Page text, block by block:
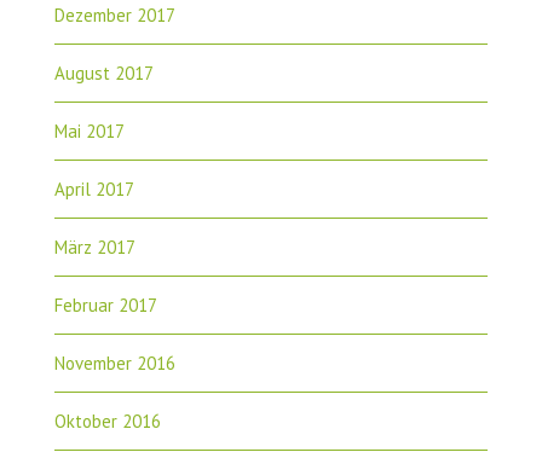
Dezember 2017
August 2017
Mai 2017
April 2017
März 2017
Februar 2017
November 2016
Oktober 2016